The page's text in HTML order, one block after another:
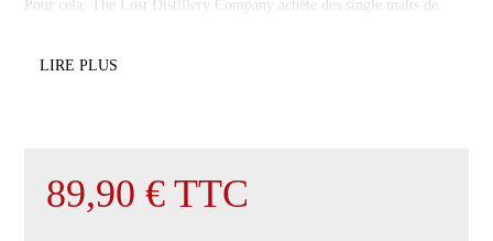
Pour cela, The Lost Distillery Company achète des single malts de
La finale est longue et iodée.
LIRE PLUS
89,90€ TTC